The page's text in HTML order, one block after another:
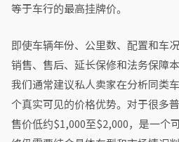
等于车行的最高挂牌价。
即使车辆年份、公里数、配置和车
销售、售后、延长保修和法务保障
我们通常建议私人卖家在分析同类
个真实可见的价格优势。对于很多
售价低约$1,000至$2,000，是一个